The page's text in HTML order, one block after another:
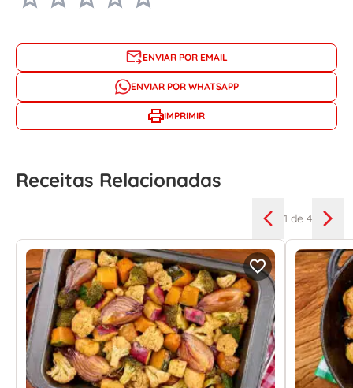
ENVIAR POR EMAIL
ENVIAR POR WHATSAPP
IMPRIMIR
Receitas Relacionadas
1 de 4